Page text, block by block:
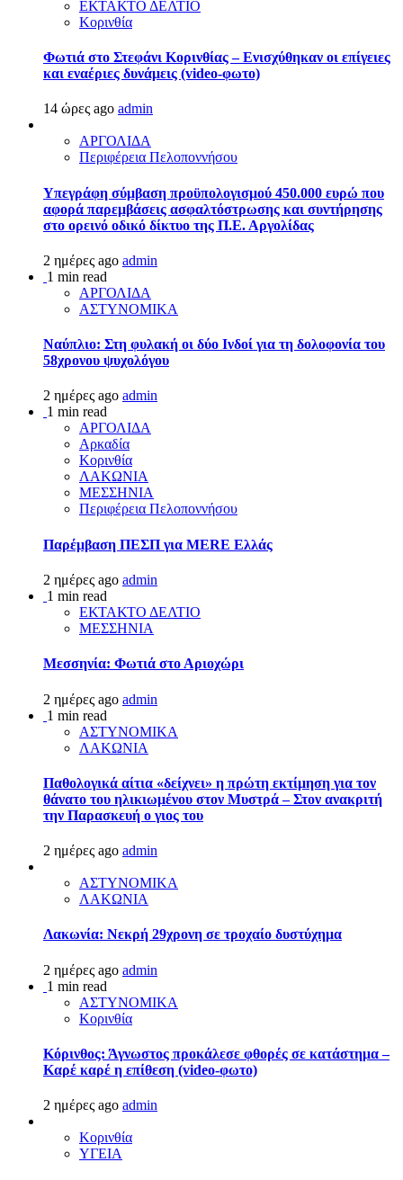
ΕΚΤΑΚΤΟ ΔΕΛΤΙΟ
Κορινθία
Φωτιά στο Στεφάνι Κορινθίας – Ενισχύθηκαν οι επίγειες
και εναέριες δυνάμεις (video-φωτο)
14 ώρες ago admin
ΑΡΓΟΛΙΔΑ
Περιφέρεια Πελοποννήσου
Υπεγράφη σύμβαση προϋπολογισμού 450.000 ευρώ που
αφορά παρεμβάσεις ασφαλτόστρωσης και συντήρησης
στο ορεινό οδικό δίκτυο της Π.Ε. Αργολίδας
2 ημέρες ago admin
1 min read
ΑΡΓΟΛΙΔΑ
ΑΣΤΥΝΟΜΙΚΑ
Ναύπλιο: Στη φυλακή οι δύο Ινδοί για τη δολοφονία του
58χρονου ψυχολόγου
2 ημέρες ago admin
1 min read
ΑΡΓΟΛΙΔΑ
Αρκαδία
Κορινθία
ΛΑΚΩΝΙΑ
ΜΕΣΣΗΝΙΑ
Περιφέρεια Πελοποννήσου
Παρέμβαση ΠΕΣΠ για MERE Ελλάς
2 ημέρες ago admin
1 min read
ΕΚΤΑΚΤΟ ΔΕΛΤΙΟ
ΜΕΣΣΗΝΙΑ
Μεσσηνία: Φωτιά στο Αριοχώρι
2 ημέρες ago admin
1 min read
ΑΣΤΥΝΟΜΙΚΑ
ΛΑΚΩΝΙΑ
Παθολογικά αίτια «δείχνει» η πρώτη εκτίμηση για τον
θάνατο του ηλικιωμένου στον Μυστρά – Στον ανακριτή
την Παρασκευή ο γιος του
2 ημέρες ago admin
ΑΣΤΥΝΟΜΙΚΑ
ΛΑΚΩΝΙΑ
Λακωνία: Νεκρή 29χρονη σε τροχαίο δυστύχημα
2 ημέρες ago admin
1 min read
ΑΣΤΥΝΟΜΙΚΑ
Κορινθία
Κόρινθος: Άγνωστος προκάλεσε φθορές σε κατάστημα –
Καρέ καρέ η επίθεση (video-φωτο)
2 ημέρες ago admin
Κορινθία
ΥΓΕΙΑ